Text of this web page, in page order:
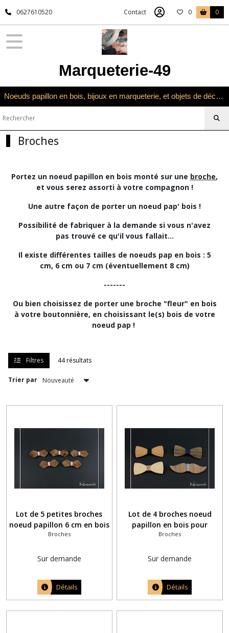
0627610520 Contact 0 0
Marqueterie-49
Noeuds papillon en bois, bijoux en marqueterie, et objets de décoration en marqueterie bois
Broches
Portez un noeud papillon en bois monté sur une broche,
et vous serez assorti à votre compagnon !
Une autre façon de porter un noeud pap' bois !
Possibilité de fabriquer à la demande si vous n'avez
pas trouvé ce qu'il vous fallait...
Il existe différentes tailles de noeuds pap en bois : 5
cm, 6 cm ou 7 cm (éventuellement 8 cm)
-------
Ou bien choisissez de porter une broche "fleur" en bois
à votre boutonnière, en choisissant le(s) bois de votre
noeud pap !
Filtres 44 résultats
Trier par
Lot de 5 petites broches
noeud papillon 6 cm en bois
et fil rose pâle
Broches
Sur demande
Détails
Lot de 4 broches noeud
papillon en bois pour
assortir aux noeuds pap
Broches
Sur demande
Détails
Fermer
FILTRES
Univers
Noeuds
papillon
les